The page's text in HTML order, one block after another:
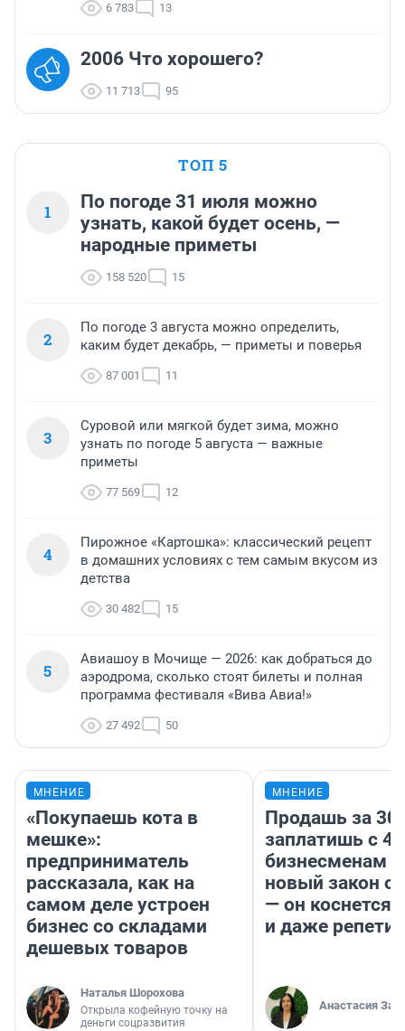
6 783 13
2006 Что хорошего?
11 713 95
ТОП 5
1
По погоде 31 июля можно
узнать, какой будет осень, —
народные приметы
158 520 15
2
По погоде 3 августа можно определить,
каким будет декабрь, — приметы и поверья
87 001 11
3
Суровой или мягкой будет зима, можно
узнать по погоде 5 августа — важные
приметы
77 569 12
4
Пирожное «Картошка»: классический рецепт
в домашних условиях с тем самым вкусом из
детства
30 482 15
5
Авиашоу в Мочище — 2026: как добраться до
аэродрома, сколько стоят билеты и полная
программа фестиваля «Вива Авиа!»
27 492 50
МНЕНИЕ
«Покупаешь кота в
мешке»:
предприниматель
рассказала, как на
самом деле устроен
бизнес со складами
дешевых товаров
Наталья Шорохова
Открыла кофейную точку на
деньги соцразвития
МНЕНИЕ
Продашь за
заплатишь с
бизнесменам
новый закон о
— он коснется
и даже
Анастасия